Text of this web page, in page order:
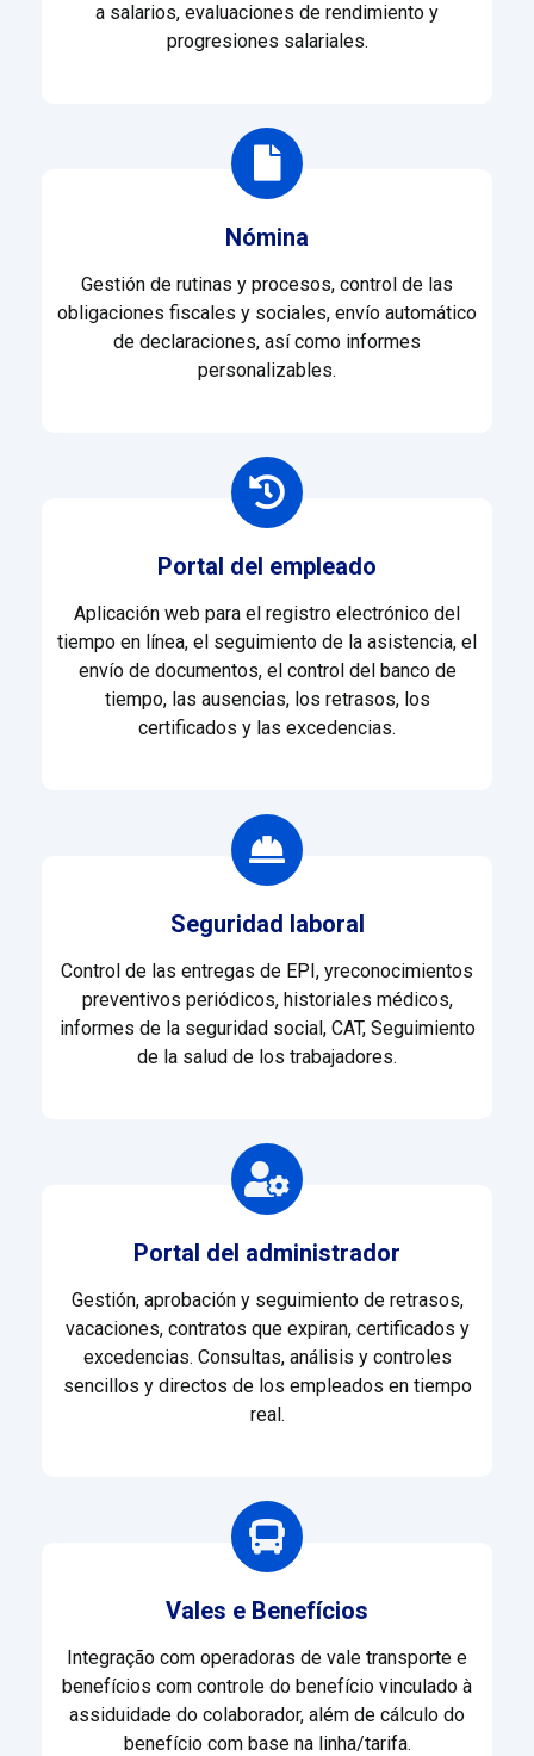
a salarios, evaluaciones de rendimiento y
progresiones salariales.
Nómina
Gestión de rutinas y procesos, control de las
obligaciones fiscales y sociales, envío automático
de declaraciones, así como informes
personalizables.
Portal del empleado
Aplicación web para el registro electrónico del
tiempo en línea, el seguimiento de la asistencia, el
envío de documentos, el control del banco de
tiempo, las ausencias, los retrasos, los
certificados y las excedencias.
Seguridad laboral
Control de las entregas de EPI, yreconocimientos
preventivos periódicos, historiales médicos,
informes de la seguridad social, CAT, Seguimiento
de la salud de los trabajadores.
Portal del administrador
Gestión, aprobación y seguimiento de retrasos,
vacaciones, contratos que expiran, certificados y
excedencias. Consultas, análisis y controles
sencillos y directos de los empleados en tiempo
real.
Vales e Benefícios
Integração com operadoras de vale transporte e
benefícios com controle do benefício vinculado à
assiduidade do colaborador, além de cálculo do
benefício com base na linha/tarifa.